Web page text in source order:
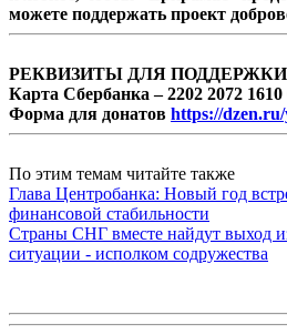
можете поддержать проект
РЕКВИЗИТЫ ДЛЯ
Карта Сбербанка – 2202 2072 1610
Форма для донатов https://
По этим темам читайте также
Глава Центробанка: Новый год
финансовой стабильности
Страны СНГ вместе найдут выход
ситуации - исполком содружества